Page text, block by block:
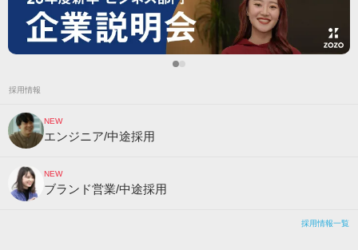
採用情報
NEW
エンジニア/中途採用
NEW
ブランド営業/中途採用
採用情報一覧